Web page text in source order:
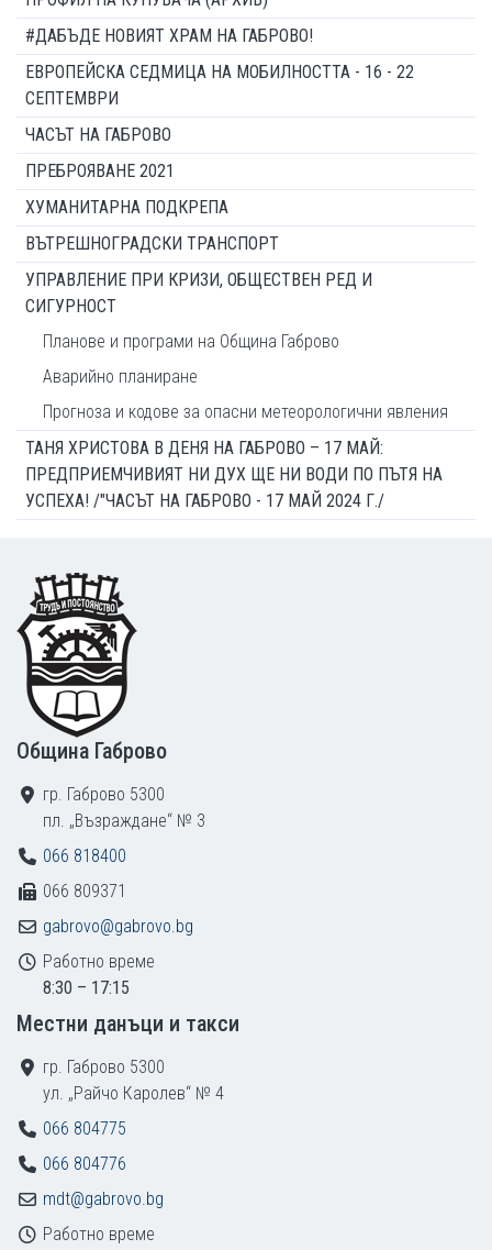
#ДАБЪДЕ НОВИЯТ ХРАМ НА ГАБРОВО!
ЕВРОПЕЙСКА СЕДМИЦА НА МОБИЛНОСТТА - 16 - 22
СЕПТЕМВРИ
ЧАСЪТ НА ГАБРОВО
ПРЕБРОЯВАНЕ 2021
ХУМАНИТАРНА ПОДКРЕПА
ВЪТРЕШНОГРАДСКИ ТРАНСПОРТ
УПРАВЛЕНИЕ ПРИ КРИЗИ, ОБЩЕСТВЕН РЕД И
СИГУРНОСТ
Планове и програми на Община Габрово
Аварийно планиране
Прогноза и кодове за опасни метеорологични явления
ТАНЯ ХРИСТОВА В ДЕНЯ НА ГАБРОВО – 17 МАЙ:
ПРЕДПРИЕМЧИВИЯТ НИ ДУХ ЩЕ НИ ВОДИ ПО ПЪТЯ НА
УСПЕХА! /"ЧАСЪТ НА ГАБРОВО - 17 МАЙ 2024 Г./
Footer
Община Габрово
гр. Габрово 5300
пл. „Възраждане“ № 3
066 818400
066 809371
gabrovo@gabrovo.bg
Работно време
8:30 – 17:15
Местни данъци и такси
гр. Габрово 5300
ул. „Райчо Каролев“ № 4
066 804775
066 804776
mdt@gabrovo.bg
Работно време